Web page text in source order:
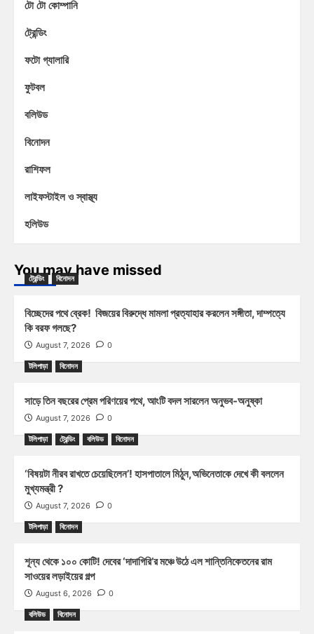
টো টো কোম্পানি
ট্রেন্ডিং
ফটো গ্যালারি
ফুটবল
বলিউড
বিনোদন
রাশিফল
লাইফস্টাইল ও স্বাস্থ্য
হলিউড
You may have missed
ট্রেন্ডিং বিনোদন
বিচ্ছেদের পথে ব্রেক! বিজয়ের বিরুদ্ধে মামলা প্রত্যাহার করলেন সঙ্গীতা, দাম্পত্যে
কি বরফ গলছে?
August 7, 2026 0
টলিপাড়া বিনোদন
সাড়ে তিন বছরের প্রেম পরিণয়ের পথে, আংটি বদল সারলেন অনুভব-অনুষ্কা
August 7, 2026 0
টলিপাড়া ট্রেন্ডিং বলিউড বিনোদন
‘বিষয়টা নীরব রাখতে চেয়েছিলেন’! হাসপাতালে মিঠুন,অভিনেতাকে দেখে কী বললেন
মুখ্যমন্ত্রী ?
August 7, 2026 0
টলিপাড়া বিনোদন
শূন্য থেকে ১০০ কোটি! দেবের ‘দাদাগিরি’র মঞ্চে উঠে এল শান্তিনিকেতনের রাম
সাওয়ের লড়াইয়ের গল্প
August 6, 2026 0
বলিউড বিনোদন